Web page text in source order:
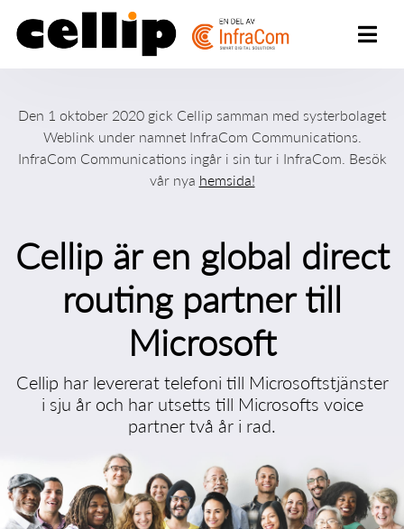
Den 1 oktober 2020 gick Cellip samman med systerbolaget
Weblink under namnet InfraCom Communications.
InfraCom Communications ingår i sin tur i InfraCom. Besök
vår nya hemsida!
Cellip är en global direct
routing partner till
Microsoft
Cellip har levererat telefoni till Microsoftstjänster
i sju år och har utsetts till Microsofts voice
partner två år i rad.